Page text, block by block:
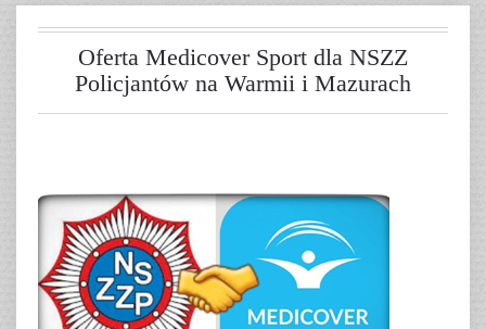
Oferta Medicover Sport dla NSZZ
Policjantów na Warmii i Mazurach